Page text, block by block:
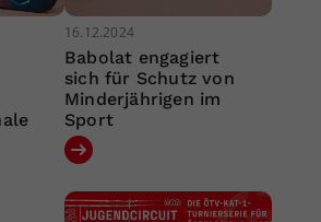
16.12.2024
Babolat engagiert
sich für Schutz von
Minderjährigen im
Sport